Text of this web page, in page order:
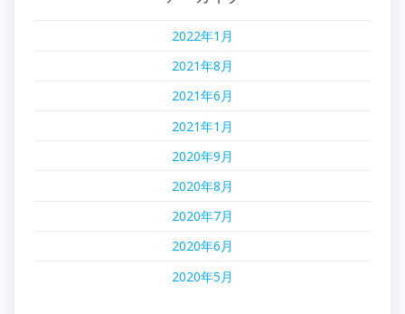
2022年1月
2021年8月
2021年6月
2021年1月
2020年9月
2020年8月
2020年7月
2020年6月
2020年5月